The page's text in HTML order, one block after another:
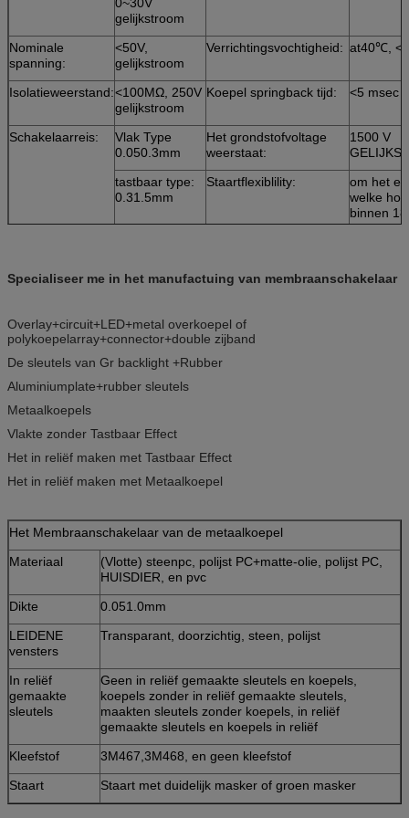
gelijkstroom
Nominale
spanning:
<50V,
gelijkstroom
Verrichtingsvochtigheid: at40℃,
Isolatieweerstand:<100MΩ, 250V
gelijkstroom
Koepel springback tijd: <5 msec
Schakelaarreis:
Vlak Type
0.050.3mm
Het grondstofvoltage
weerstaat:
1500 V
tastbaar type:
0.31.5mm
Staartflexiblility:
om het
welke
binnen
graad
Specialiseer me in het manufactuing van membraanschakelaar
Overlay+circuit+LED+metal overkoepel of
polykoepelarray+connector+double zijband
De sleutels van Gr backlight +Rubber
Aluminiumplate+rubber sleutels
Metaalkoepels
Vlakte zonder Tastbaar Effect
Het in reliëf maken met Tastbaar Effect
Het in reliëf maken met Metaalkoepel
Het Membraanschakelaar van de metaalkoepel
Materiaal
(Vlotte) steenpc, polijst PC+matte-olie, polijst PC,
HUISDIER, en pvc
Dikte
0.051.0mm
LEIDENE
vensters
Transparant, doorzichtig, steen, polijst
In reliëf
gemaakte
sleutels
Geen in reliëf gemaakte sleutels en koepels,
koepels zonder in reliëf gemaakte sleutels,
maakten sleutels zonder koepels, in reliëf
gemaakte sleutels en koepels in reliëf
Kleefstof
3M467,3M468, en geen kleefstof
Staart
Staart met duidelijk masker of groen masker